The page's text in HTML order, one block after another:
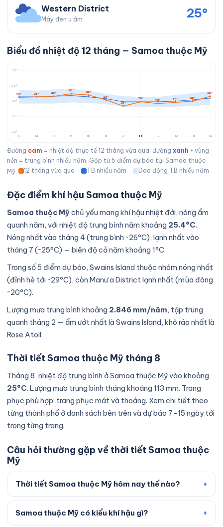
Western District
Mây đen u ám 25°
Biểu đồ nhiệt độ 12 tháng — Samoa thuộc Mỹ
20°
23°
25°
28°
30°
26° 26° 26°
26°
26°
25°
24°
25° 25° 25° 25°
26°
T1 T2 T3 T4 T5 T6 T7 T8 T9 T10 T11 T12
Đường cam = nhiệt độ thực tế 12 tháng vừa qua; đường xanh + vùng
nền = trung bình nhiều năm. Gộp từ 5 điểm dự báo tại Samoa thuộc
Mỹ.
12 tháng vừa qua TB nhiều năm Dao động TB nhiều năm
Đặc điểm khí hậu Samoa thuộc Mỹ
Samoa thuộc Mỹchủ yếu mang khí hậu nhiệt đới, nóng ẩm
quanh năm, với nhiệt độ trung bình năm khoảng 25.4°C.
Nóng nhất vào tháng 4 (trung bình ~26°C), lạnh nhất vào
tháng 7 (~25°C) — biên độ cả năm khoảng 1°C.
Trong số 5 điểm dự báo, Swains Island thuộc nhóm nóng nhất
(đỉnh hè tới ~29°C), còn Manu'a District lạnh nhất (mùa đông
~20°C).
Lượng mưa trung bình khoảng 2.846 mm/năm, tập trung
quanh tháng 2 — ẩm ướt nhất là Swains Island, khô ráo nhất là
Rose Atoll.
Thời tiết Samoa thuộc Mỹ tháng 8
Tháng 8, nhiệt độ trung bình ở Samoa thuộc Mỹ vào khoảng
25°C. Lượng mưa trung bình tháng khoảng 113 mm. Trang
phục phù hợp: trang phục mát và thoáng. Xem chi tiết theo
từng thành phố ở danh sách bên trên và dự báo 7–15 ngày tới
trong từng trang.
Câu hỏi thường gặp về thời tiết Samoa thuộc
Mỹ
Thời tiết Samoa thuộc Mỹ hôm nay thế nào?
Samoa thuộc Mỹ có kiểu khí hậu gì?